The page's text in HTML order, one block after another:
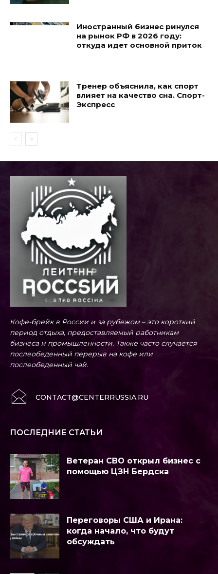
Иностранный бизнес ринулся
на рынок РФ в 2026 году:
откуда идет основной приток
Тренер объяснила, как спорт
влияет на качество сна. Спорт-
Экспресс
Кофе-брейк в России и за рубежом – это короткий
период отдыха, предоставляемый работникам
бизнеса и промышленности. Также часто случается
послеобеденный перерыв на кофе или
послеобеденный чай.
CONTACT@CENTERRUSSIA.RU
ПОСЛЕДНИЕ СТАТЬИ
Ветеран СВО открыл бизнес с
помощью ЦЗН Бердска
Переговоры США и Ирана:
когда начало, что будут
обсуждать